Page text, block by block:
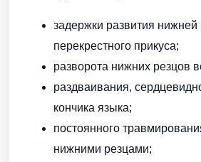
задержки развития нижней
перекрестного прикуса;
разворота нижних резцов
раздваивания,
кончика языка;
постоянного
нижними резцами;